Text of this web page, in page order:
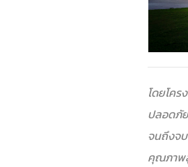
โดยโคร
ปลอดภั
จนถึงจ
คุณภาพ